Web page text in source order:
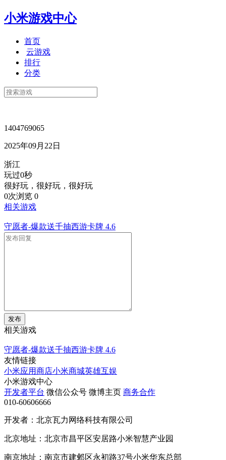
小米游戏中心
首页
云游戏
排行
分类
1404769065
2025年09月22日
浙江
玩过0秒
很好玩，很好玩，很好玩
0次浏览 0
相关游戏
守愿者-爆款送千抽西游卡牌 4.6
发布
相关游戏
守愿者-爆款送千抽西游卡牌 4.6
友情链接
小米应用商店小米商城英雄互娱
小米游戏中心
开发者平台 微信公众号 微博主页 商务合作
010-60606666
开发者：北京瓦力网络科技有限公司
北京地址：北京市昌平区安居路小米智慧产业园
南京地址：南京市建邺区永初路37号小米华东总部